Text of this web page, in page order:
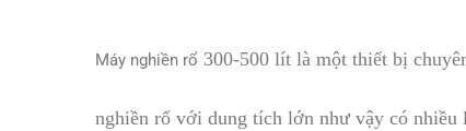
Máy nghiền rổ 300-500 lít là một thiết bị
nghiền rổ với dung tích lớn như vậy có